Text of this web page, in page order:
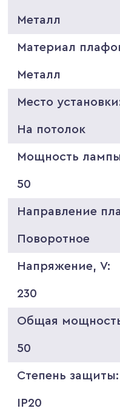
Металл
Материал
Металл
Место
На потолок
Мощность
50
Направление
Поворотное
Напряжение, V:
230
Общая
50
Степень защиты:
IP20